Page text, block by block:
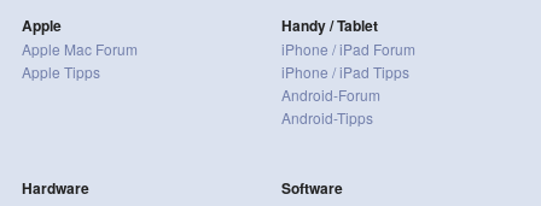
Apple
Apple Mac Forum
Apple Tipps
Handy / Tablet
iPhone / iPad Forum
iPhone / iPad Tipps
Android-Forum
Android-Tipps
Hardware Software